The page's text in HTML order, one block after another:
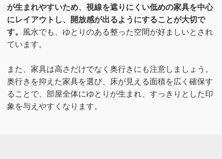
が生まれやすいため、視線を遮りにくい低めの家具を中心
にレイアウトし、開放感が出るようにすることが大切で
す。
風水でも、ゆとりのある整った空間が好ましいとされ
ています。
また、家具は高さだけでなく奥行きにも注意しましょう。
奥行きを抑えた家具を選び、床が見える面積を広く確保す
ることで、部屋全体にゆとりが生まれ、すっきりとした印
象を与えやすくなります。